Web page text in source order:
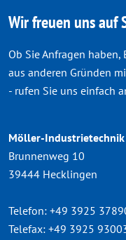
Wir freuen uns auf
Ob Sie Anfragen
aus anderen Gründen
- rufen Sie uns einfach
Möller-Industrietechnik
Brunnenweg 10
39444 Hecklingen
Telefon: +49 3925
Telefax: +49 3925